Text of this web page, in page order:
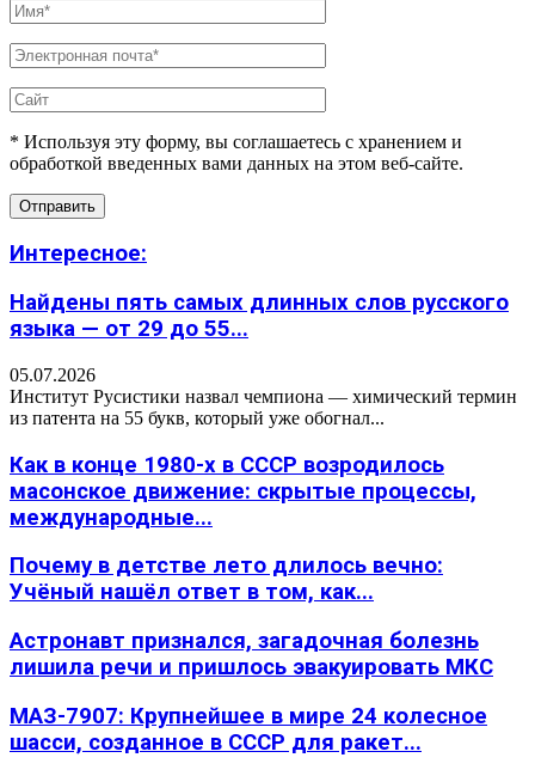
* Используя эту форму, вы соглашаетесь с хранением и
обработкой введенных вами данных на этом веб-сайте.
Интересное:
Найдены пять самых длинных слов русского
языка — от 29 до 55...
05.07.2026
Институт Русистики назвал чемпиона — химический термин
из патента на 55 букв, который уже обогнал...
Как в конце 1980-х в СССР возродилось
масонское движение: скрытые процессы,
международные...
Почему в детстве лето длилось вечно:
Учёный нашёл ответ в том, как...
Астронавт признался, загадочная болезнь
лишила речи и пришлось эвакуировать МКС
МАЗ-7907: Крупнейшее в мире 24 колесное
шасси, созданное в СССР для ракет...